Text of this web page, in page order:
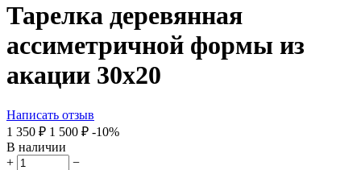
Тарелка деревянная
ассиметричной формы из
акации 30x20
Написать отзыв
1 350 ₽ 1 500 ₽ -10%
В наличии
+
−